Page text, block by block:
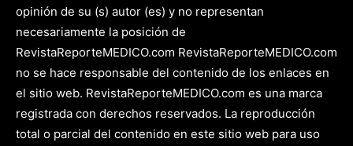
opinión de su (s) autor (es) y no representan
necesariamente la posición de
RevistaReporteMEDICO.com RevistaReporteMEDICO.com
no se hace responsable del contenido de los enlaces en
el sitio web. RevistaReporteMEDICO.com es una marca
registrada con derechos reservados. La reproducción
total o parcial del contenido en este sitio web para uso